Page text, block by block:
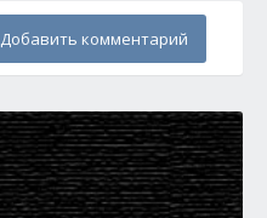
Добавить комментарий